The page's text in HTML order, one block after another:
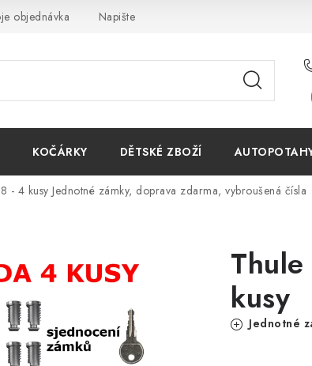
objednávka Napište nám
KOČÁRKY DĚTSKÉ ZBOŽÍ
- 4 kusy Jednotné zámky, doprava zdarma, vybroušená čísla
kusy
Jednotné